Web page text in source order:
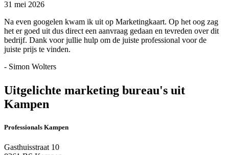
31 mei 2026
Na even googelen kwam ik uit op Marketingkaart. Op het oog zag
het er goed uit dus direct een aanvraag gedaan en tevreden over dit
bedrijf. Dank voor jullie hulp om de juiste professional voor de
juiste prijs te vinden.
- Simon Wolters
Uitgelichte marketing bureau's uit
Kampen
Professionals Kampen
Gasthuisstraat 10